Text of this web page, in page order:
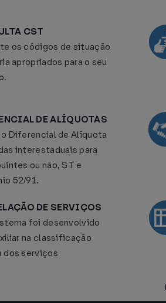
CST
os códigos de situação
apropriados para o seu
DE ALÍQUOTAS
Diferencial de Alíquota
interestaduais para
ou não, ST e
52/91.
DE SERVIÇOS
foi desenvolvido
na classificação
dos serviços